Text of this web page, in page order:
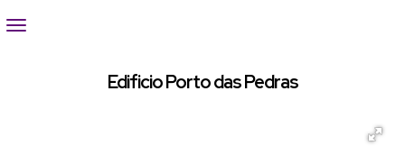
Edificio Porto das Pedras